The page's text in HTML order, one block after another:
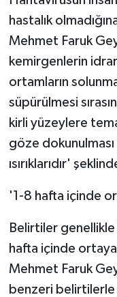
hastalık
Mehmet Faruk
kemirgenlerin
ortamların
süpürülmesi
kirli yüzeylere
göze
ısırıklarıdır'
'1-8 hafta içinde
Belirtiler genellikle
hafta içinde
Mehmet Faruk
benzeri belirtilerle